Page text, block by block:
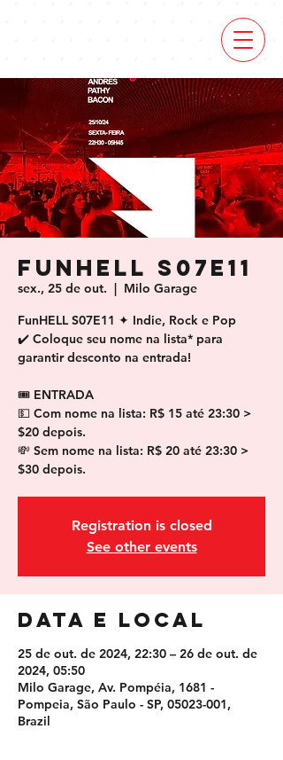
FunHELL S07E11
sex., 25 de out.
  |
Milo Garage
FunHELL S07E11 ✦ Indie, Rock e Pop
✔️ Coloque seu nome na lista* para
garantir desconto na entrada!
🎟 ENTRADA
💵 Com nome na lista: R$ 15 até 23:30 >
$20 depois.
💸 Sem nome na lista: R$ 20 até 23:30 >
$30 depois.
Registration is closed
See other events
Data e local
25 de out. de 2024, 22:30 – 26 de out. de
2024, 05:50
Milo Garage, Av. Pompéia, 1681 -
Pompeia, São Paulo - SP, 05023-001,
Brazil